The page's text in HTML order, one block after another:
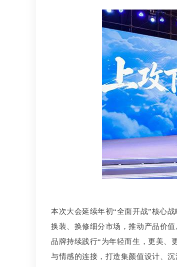
本次大会延续年初“全面开战”核心
换装、换修细分市场，推动产品价值
品牌持续践行“为年轻而生，更美、
与情感的连接，打造集颜值设计、